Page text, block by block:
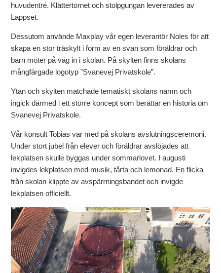
huvudentré. Klättertornet och stolpgungan levererades av
Lappset.
Dessutom använde Maxplay vår egen leverantör Noles för att
skapa en stor träskylt i form av en svan som föräldrar och
barn möter på väg in i skolan. På skylten finns skolans
mångfärgade logotyp ”Svanevej Privatskole”.
Ytan och skylten matchade tematiskt skolans namn och
ingick därmed i ett större koncept som berättar en historia om
Svanevej Privatskole.
Vår konsult Tobias var med på skolans avslutningsceremoni.
Under stort jubel från elever och föräldrar avslöjades att
lekplatsen skulle byggas under sommarlovet. I augusti
invigdes lekplatsen med musik, tårta och lemonad. En flicka
från skolan klippte av avspärrningsbandet och invigde
lekplatsen officiellt.